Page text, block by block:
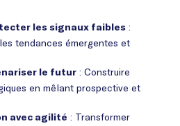
les signaux faibles :
tendances émergentes et
le futur : Construire
en mêlant prospective et
avec agilité : Transformer